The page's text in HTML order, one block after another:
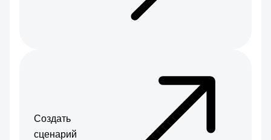
Создать
cценарий